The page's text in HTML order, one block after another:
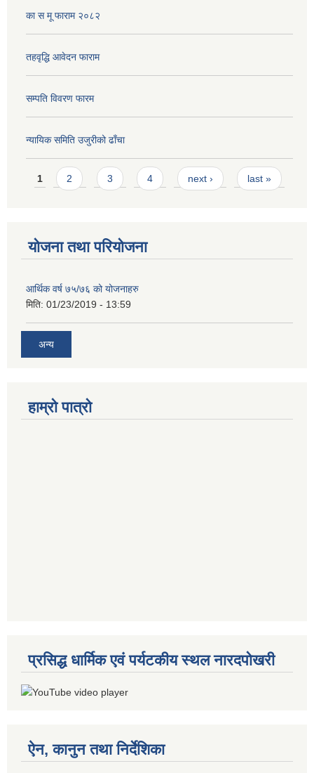
का स मू फाराम २०८२
तहवृद्धि आवेदन फाराम
सम्पति विवरण फारम
न्यायिक समिति उजुरीको ढाँचा
Pages
1 2 3 4 next › last »
योजना तथा परियोजना
आर्थिक वर्ष ७५/७६ को योजनाहरु
मिति: 01/23/2019 - 13:59
अन्य
हाम्रो पात्रो
प्रसिद्ध धार्मिक एवं पर्यटकीय स्थल नारदपोखरी
ऐन, कानुन तथा निर्देशिका